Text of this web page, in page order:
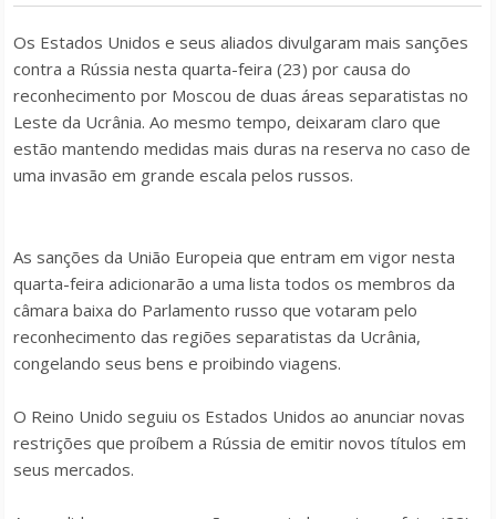
Os Estados Unidos e seus aliados divulgaram mais sanções
contra a Rússia nesta quarta-feira (23) por causa do
reconhecimento por Moscou de duas áreas separatistas no
Leste da Ucrânia. Ao mesmo tempo, deixaram claro que
estão mantendo medidas mais duras na reserva no caso de
uma invasão em grande escala pelos russos.
As sanções da União Europeia que entram em vigor nesta
quarta-feira adicionarão a uma lista todos os membros da
câmara baixa do Parlamento russo que votaram pelo
reconhecimento das regiões separatistas da Ucrânia,
congelando seus bens e proibindo viagens.
O Reino Unido seguiu os Estados Unidos ao anunciar novas
restrições que proíbem a Rússia de emitir novos títulos em
seus mercados.